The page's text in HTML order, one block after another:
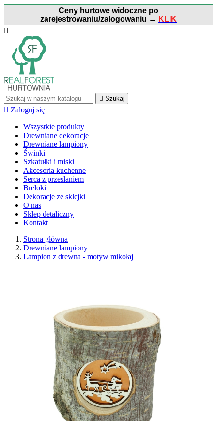
Ceny hurtowe widoczne po
zarejestrowaniu/zalogowaniu → KLIK

 Szukaj
 Zaloguj się
Wszystkie produkty
Drewniane dekoracje
Drewniane lampiony
Świnki
Szkatułki i miski
Akcesoria kuchenne
Serca z przesłaniem
Breloki
Dekoracje ze sklejki
O nas
Sklep detaliczny
Kontakt
Strona główna
Drewniane lampiony
Lampion z drewna - motyw mikołaj